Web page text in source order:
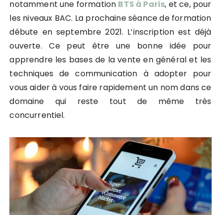
notamment une formation BTS à Paris, et ce, pour
les niveaux BAC. La prochaine séance de formation
débute en septembre 2021. L’inscription est déjà
ouverte. Ce peut être une bonne idée pour
apprendre les bases de la vente en général et les
techniques de communication à adopter pour
vous aider à vous faire rapidement un nom dans ce
domaine qui reste tout de même très
concurrentiel.